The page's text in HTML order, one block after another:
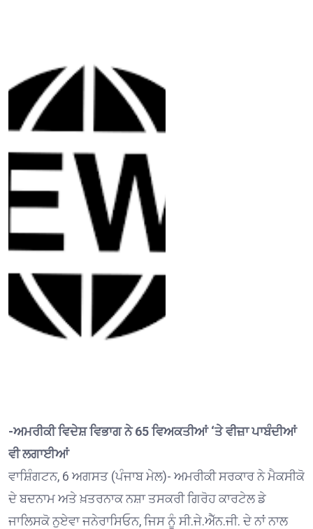
-ਅਮਰੀਕੀ ਵਿਦੇਸ਼ ਵਿਭਾਗ ਨੇ 65 ਵਿਅਕਤੀਆਂ ‘ਤੇ ਵੀਜ਼ਾ ਪਾਬੰਦੀਆਂ
ਵੀ ਲਗਾਈਆਂ
ਵਾਸ਼ਿੰਗਟਨ, 6 ਅਗਸਤ (ਪੰਜਾਬ ਮੇਲ)- ਅਮਰੀਕੀ ਸਰਕਾਰ ਨੇ ਮੈਕਸੀਕੋ
ਦੇ ਬਦਨਾਮ ਅਤੇ ਖ਼ਤਰਨਾਕ ਨਸ਼ਾ ਤਸਕਰੀ ਗਿਰੋਹ ਕਾਰਟੇਲ ਡੇ
ਜਾਲਿਸਕੋ ਨੁਏਵਾ ਜਨੇਰਾਸਿਓਨ, ਜਿਸ ਨੂੰ ਸੀ.ਜੇ.ਐੱਨ.ਜੀ. ਦੇ ਨਾਂ ਨਾਲ